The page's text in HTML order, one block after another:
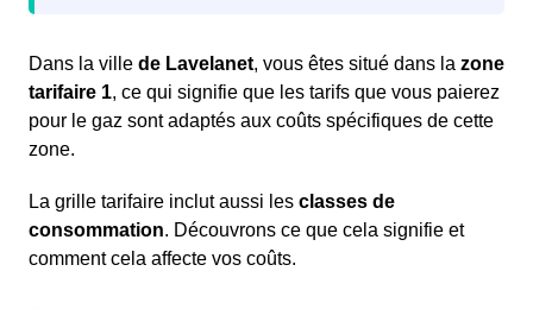
Dans la ville de Lavelanet, vous êtes situé dans la zone
tarifaire 1, ce qui signifie que les tarifs que vous paierez
pour le gaz sont adaptés aux coûts spécifiques de cette
zone.
La grille tarifaire inclut aussi les classes de
consommation. Découvrons ce que cela signifie et
comment cela affecte vos coûts.